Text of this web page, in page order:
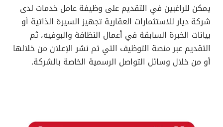
يمكن للراغبين في التقديم على وظيفة عامل خدمات لدى
شركة ديار للاستثمارات العقارية تجهيز السيرة الذاتية أو
بيانات الخبرة السابقة في أعمال النظافة والبوفيه، ثم
التقديم عبر منصة التوظيف التي تم نشر الإعلان من خلالها
أو من خلال وسائل التواصل الرسمية الخاصة بالشركة.